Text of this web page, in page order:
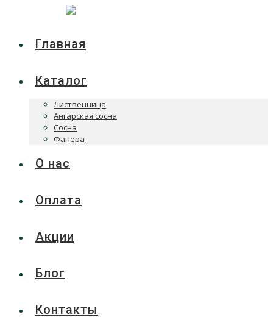
Главная
Каталог
Лиственница
Ангарская сосна
Сосна
Фанера
О нас
Оплата
Акции
Блог
Контакты